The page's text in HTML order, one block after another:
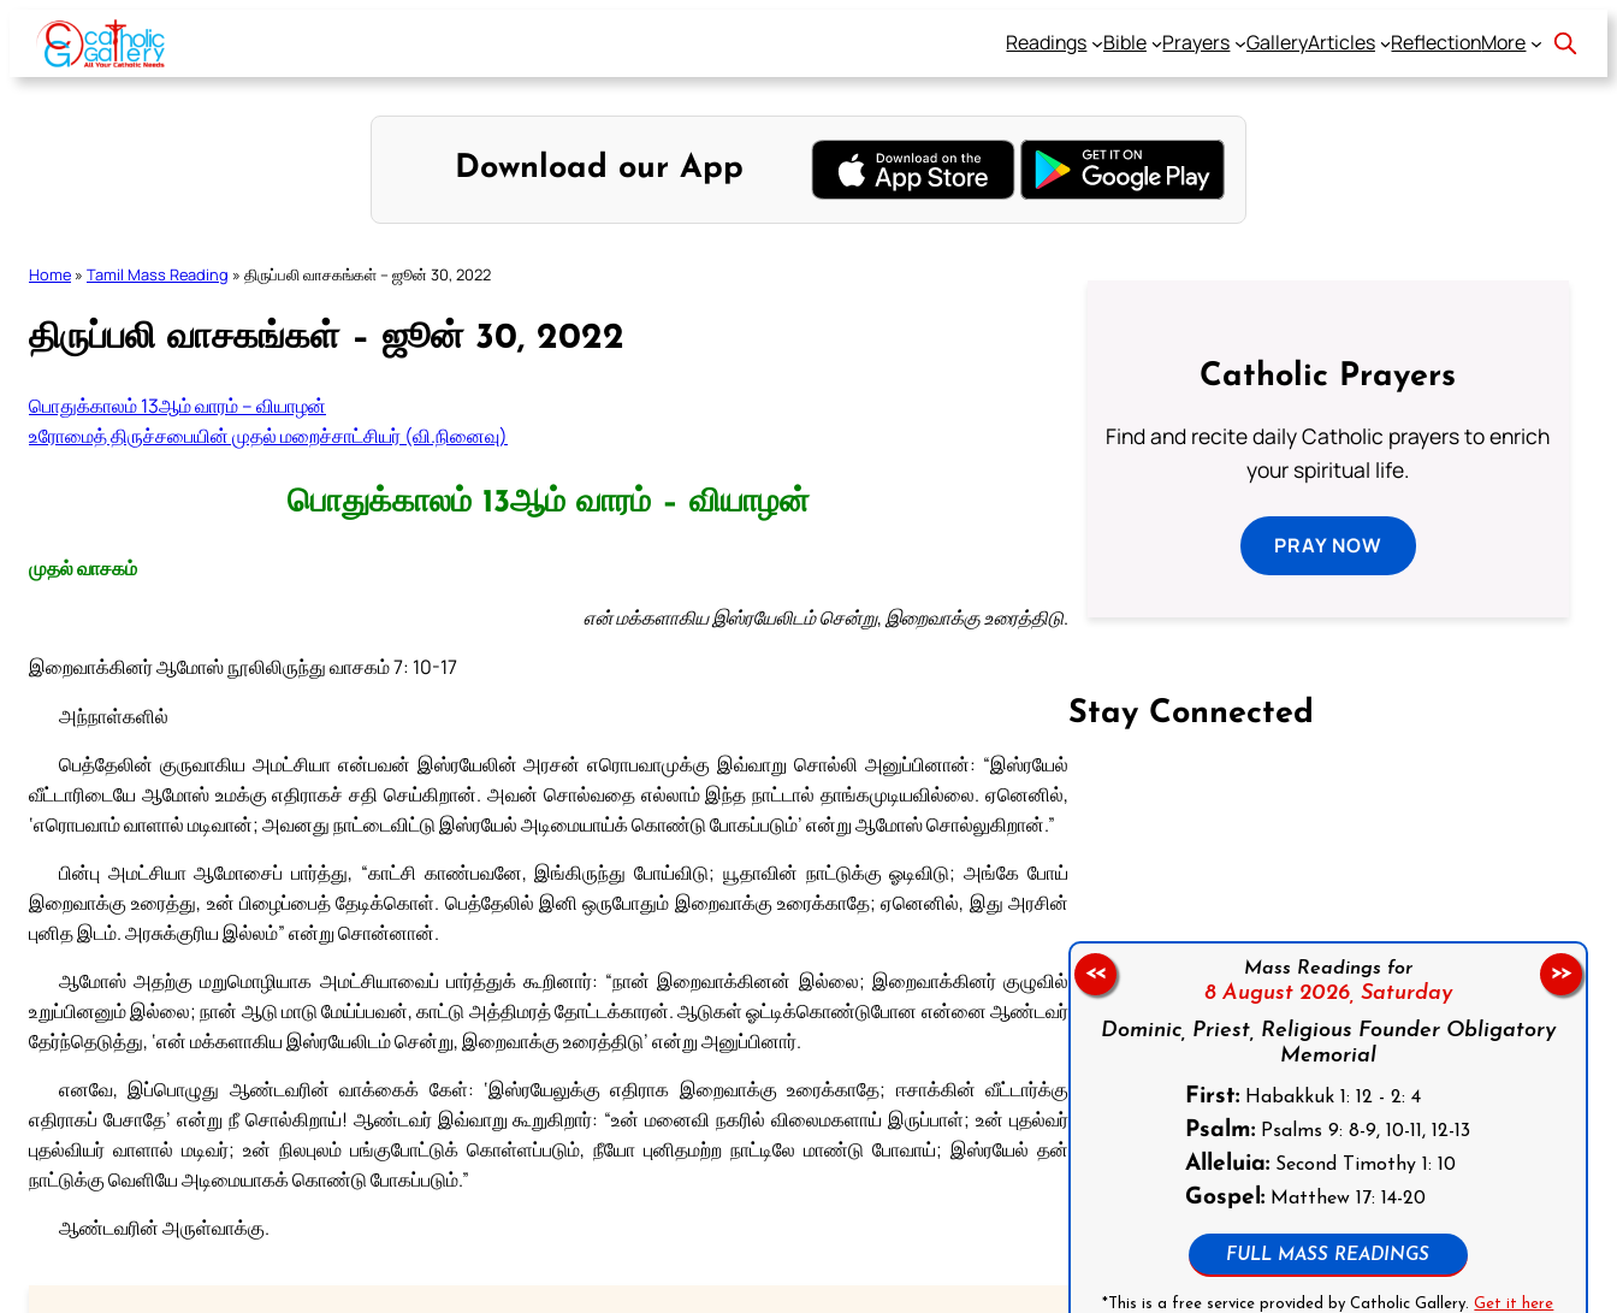
Skip
content
Readings Bible Prayers GalleryArticles ReflectionMore
Download our App
Home » Tamil Mass Reading » திருப்பலி வாசகங்கள் – ஜூன் 30, 2022
திருப்பலி வாசகங்கள் – ஜூன் 30, 2022
பொதுக்காலம் 13ஆம் வாரம் – வியாழன்
உரோமைத் திருச்சபையின் முதல் மறைச்சாட்சியர் (வி.நினைவு)
பொதுக்காலம் 13ஆம் வாரம் – வியாழன்
முதல் வாசகம்
என் மக்களாகிய இஸ்ரயேலிடம் சென்று, இறைவாக்கு உரைத்திடு.
இறைவாக்கினர் ஆமோஸ் நூலிலிருந்து வாசகம் 7: 10-17
அந்நாள்களில்
பெத்தேலின் குருவாகிய அமட்சியா என்பவன் இஸ்ரயேலின் அரசன் எரொபவாமுக்கு இவ்வாறு சொல்லி அனுப்பினான்: “இஸ்ரயேல்
வீட்டாரிடையே ஆமோஸ் உமக்கு எதிராகச் சதி செய்கிறான். அவன் சொல்வதை எல்லாம் இந்த நாட்டால் தாங்கமுடியவில்லை. ஏனெனில்,
‘எரொபவாம் வாளால் மடிவான்; அவனது நாட்டைவிட்டு இஸ்ரயேல் அடிமையாய்க் கொண்டு போகப்படும்’ என்று ஆமோஸ் சொல்லுகிறான்.”
பின்பு அமட்சியா ஆமோசைப் பார்த்து, “காட்சி காண்பவனே, இங்கிருந்து போய்விடு; யூதாவின் நாட்டுக்கு ஓடிவிடு; அங்கே போய்
இறைவாக்கு உரைத்து, உன் பிழைப்பைத் தேடிக்கொள். பெத்தேலில் இனி ஒருபோதும் இறைவாக்கு உரைக்காதே; ஏனெனில், இது அரசின்
புனித இடம். அரசுக்குரிய இல்லம்” என்று சொன்னான்.
ஆமோஸ் அதற்கு மறுமொழியாக அமட்சியாவைப் பார்த்துக் கூறினார்: “நான் இறைவாக்கினன் இல்லை; இறைவாக்கினர் குழுவில்
உறுப்பினனும் இல்லை; நான் ஆடு மாடு மேய்ப்பவன், காட்டு அத்திமரத் தோட்டக்காரன். ஆடுகள் ஓட்டிக்கொண்டுபோன என்னை ஆண்டவர்
தேர்ந்தெடுத்து, ‘என் மக்களாகிய இஸ்ரயேலிடம் சென்று, இறைவாக்கு உரைத்திடு’ என்று அனுப்பினார்.
எனவே, இப்பொழுது ஆண்டவரின் வாக்கைக் கேள்: ‘இஸ்ரயேலுக்கு எதிராக இறைவாக்கு உரைக்காதே; ஈசாக்கின் வீட்டார்க்கு
எதிராகப் பேசாதே’ என்று நீ சொல்கிறாய்! ஆண்டவர் இவ்வாறு கூறுகிறார்: “உன் மனைவி நகரில் விலைமகளாய் இருப்பாள்; உன் புதல்வர்
புதல்வியர் வாளால் மடிவர்; உன் நிலபுலம் பங்குபோட்டுக் கொள்ளப்படும், நீயோ புனிதமற்ற நாட்டிலே மாண்டு போவாய்; இஸ்ரயேல் தன்
நாட்டுக்கு வெளியே அடிமையாகக் கொண்டு போகப்படும்.”
ஆண்டவரின் அருள்வாக்கு.
Catholic Prayers
Find and recite daily Catholic prayers to enrich
your spiritual life.
PRAY NOW
Stay Connected
Mass Readings for
8 August 2026, Saturday
Dominic, Priest, Religious Founder Obligatory
Memorial
First: Habakkuk 1: 12 - 2: 4
Psalm: Psalms 9: 8-9, 10-11, 12-13
Alleluia: Second Timothy 1: 10
Gospel: Matthew 17: 14-20
FULL MASS READINGS
*This is a free service provided by Catholic Gallery.Get it here
<< >>